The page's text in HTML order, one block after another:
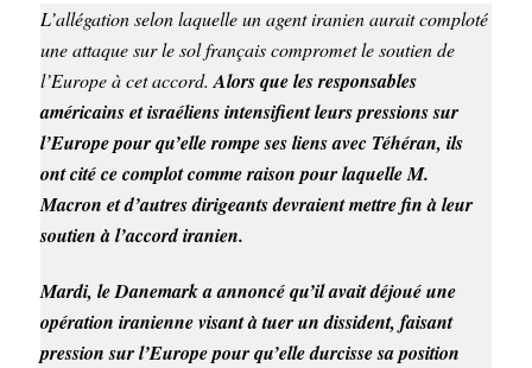
L’allégation selon laquelle un agent iranien aurait comploté
une attaque sur le sol français compromet le soutien de
l’Europe à cet accord.Alors que les responsables
américains et israéliens intensifient leurs pressions sur
l’Europe pour qu’elle rompe ses liens avec Téhéran, ils
ont cité ce complot comme raison pour laquelle M.
Macron et d’autres dirigeants devraient mettre fin à leur
soutien à l’accord iranien.
Mardi, le Danemark a annoncé qu’il avait déjoué une
opération iranienne visant à tuer un dissident, faisant
pression sur l’Europe pour qu’elle durcisse sa position